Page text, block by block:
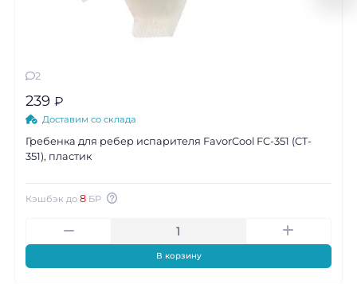
2
239 ₽
Доставим со склада
Гребенка для ребер испарителя FavorCool FC-351 (CT-
351), пластик
Кэшбэк до 8 БР
В корзину